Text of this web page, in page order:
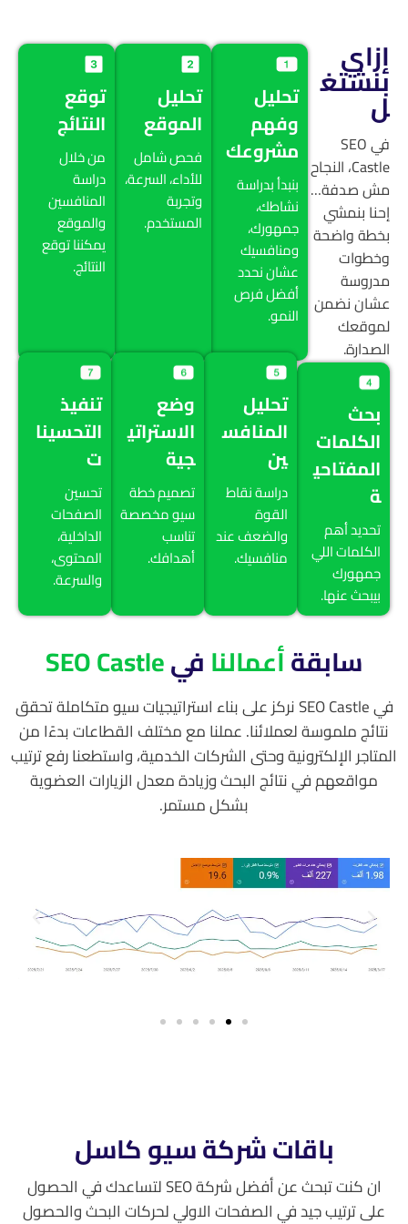
إزاي
بنشتغ
ل
في SEO
Castle، النجاح
مش صدفة…
إحنا بنمشي
بخطة واضحة
وخطوات
مدروسة
عشان نضمن
لموقعك
الصدارة.
تحليل
وفهم
مشروعك
بنبدأ بدراسة
نشاطك،
جمهورك،
ومنافسيك
عشان نحدد
أفضل فرص
النمو.
تحليل
الموقع
فحص شامل
للأداء، السرعة،
وتجربة
المستخدم.
توقع
النتائج
من خلال
دراسة
المنافسين
والموقع
يمكننا توقع
النتائج.
بحث
الكلمات
المفتاحي
ة
تحديد أهم
الكلمات اللي
جمهورك
بيبحث عنها.
تحليل
المنافس
ين
دراسة نقاط
القوة
والضعف عند
منافسيك.
وضع
الاستراتي
جية
تصميم خطة
سيو مخصصة
تناسب
أهدافك.
تنفيذ
التحسينا
ت
تحسين
الصفحات
الداخلية،
المحتوى،
والسرعة.
سابقةأعمالنافيSEO Castle
في SEO Castle نركز على بناء استراتيجيات سيو متكاملة تحقق
نتائج ملموسة لعملائنا. عملنا مع مختلف القطاعات بدءًا من
المتاجر الإلكترونية وحتى الشركات الخدمية، واستطعنا رفع ترتيب
مواقعهم في نتائج البحث وزيادة معدل الزيارات العضوية
بشكل مستمر.
باقات شركة سيو كاسل
ان كنت تبحث عن أفضل شركة SEO لتساعدك في الحصول
على ترتيب جيد في الصفحات الاولي لحركات البحث والحصول